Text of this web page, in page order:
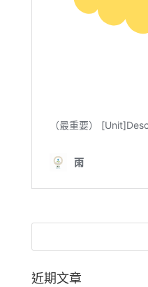
近期文章